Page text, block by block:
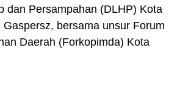
dan Persampahan (DLHP) Kota
bersama unsur Forum
Daerah (Forkopimda) Kota